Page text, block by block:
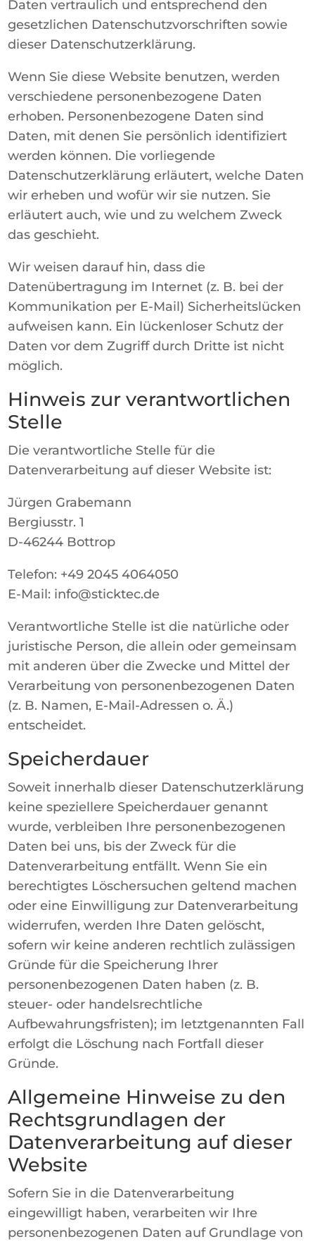
Daten vertraulich und entsprechend den
gesetzlichen Datenschutzvorschriften sowie
dieser Datenschutzerklärung.
Wenn Sie diese Website benutzen, werden
verschiedene personenbezogene Daten
erhoben. Personenbezogene Daten sind
Daten, mit denen Sie persönlich identifiziert
werden können. Die vorliegende
Datenschutzerklärung erläutert, welche Daten
wir erheben und wofür wir sie nutzen. Sie
erläutert auch, wie und zu welchem Zweck
das geschieht.
Wir weisen darauf hin, dass die
Datenübertragung im Internet (z. B. bei der
Kommunikation per E-Mail) Sicherheitslücken
aufweisen kann. Ein lückenloser Schutz der
Daten vor dem Zugriff durch Dritte ist nicht
möglich.
Hinweis zur verantwortlichen
Stelle
Die verantwortliche Stelle für die
Datenverarbeitung auf dieser Website ist:
Jürgen Grabemann
Bergiusstr. 1
D-46244 Bottrop
Telefon: +49 2045 4064050
E-Mail: info@sticktec.de
Verantwortliche Stelle ist die natürliche oder
juristische Person, die allein oder gemeinsam
mit anderen über die Zwecke und Mittel der
Verarbeitung von personenbezogenen Daten
(z. B. Namen, E-Mail-Adressen o. Ä.)
entscheidet.
Speicherdauer
Soweit innerhalb dieser Datenschutzerklärung
keine speziellere Speicherdauer genannt
wurde, verbleiben Ihre personenbezogenen
Daten bei uns, bis der Zweck für die
Datenverarbeitung entfällt. Wenn Sie ein
berechtigtes Löschersuchen geltend machen
oder eine Einwilligung zur Datenverarbeitung
widerrufen, werden Ihre Daten gelöscht,
sofern wir keine anderen rechtlich zulässigen
Gründe für die Speicherung Ihrer
personenbezogenen Daten haben (z. B.
steuer- oder handelsrechtliche
Aufbewahrungsfristen); im letztgenannten Fall
erfolgt die Löschung nach Fortfall dieser
Gründe.
Allgemeine Hinweise zu den
Rechtsgrundlagen der
Datenverarbeitung auf dieser
Website
Sofern Sie in die Datenverarbeitung
eingewilligt haben, verarbeiten wir Ihre
personenbezogenen Daten auf Grundlage von